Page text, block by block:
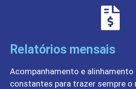
Relatórios mensais
Acompanhamento e
constantes para trazer sempre o